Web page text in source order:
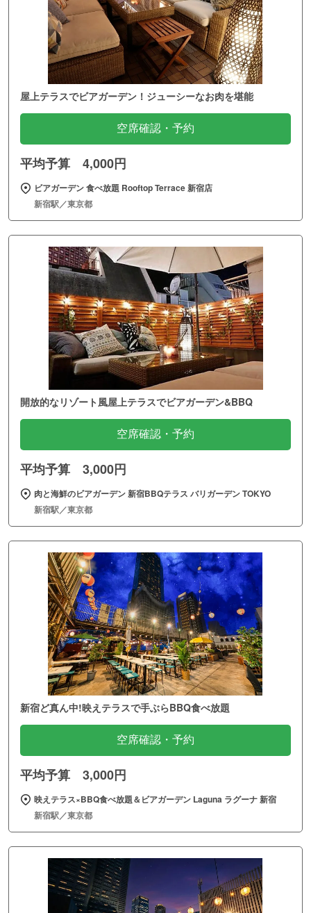
屋上テラスでビアガーデン！ジューシーなお肉を堪能
空席確認・予約
平均予算 4,000円
ビアガーデン 食べ放題 Rooftop Terrace 新宿店
新宿駅／東京都
開放的なリゾート風屋上テラスでビアガーデン&BBQ
空席確認・予約
平均予算 3,000円
肉と海鮮のビアガーデン 新宿BBQテラス バリガーデン TOKYO
新宿駅／東京都
新宿ど真ん中!映えテラスで手ぶらBBQ食べ放題
空席確認・予約
平均予算 3,000円
映えテラス×BBQ食べ放題＆ビアガーデン Laguna ラグーナ 新宿
新宿駅／東京都